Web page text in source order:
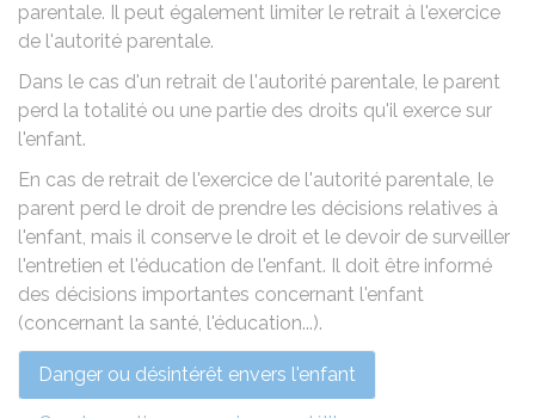
parentale. Il peut également limiter le retrait à l'exercice
de l'autorité parentale.
Dans le cas d'un retrait de l'autorité parentale, le parent
perd la totalité ou une partie des droits qu'il exerce sur
l'enfant.
En cas de retrait de l'exercice de l'autorité parentale, le
parent perd le droit de prendre les décisions relatives à
l'enfant, mais il conserve le droit et le devoir de surveiller
l'entretien et l'éducation de l'enfant. Il doit être informé
des décisions importantes concernant l'enfant
(concernant la santé, l'éducation...).
Danger ou désintérêt envers l'enfant